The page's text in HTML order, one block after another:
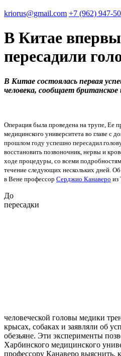
kriorus@gmail.com +7 (962) 947-
В Китае
пересадили
В Китае состоялась первая
человека, сообщает британское
Операция была проведена на трупе, Ее
медицинского университета во главе с
прошлом году успешно пересадил
восстановить позвоночник, нервы и
ходе процедуры, со всеми
течение следующих нескольких дней.
в Вене профессор Серджио Канаверо из
До
пересадки
человеческой головы медики
крысах, собаках и заявляли об
обезьяне. Эти эксперименты
Харбинского медицинского
профессору Канаверо выяснить,